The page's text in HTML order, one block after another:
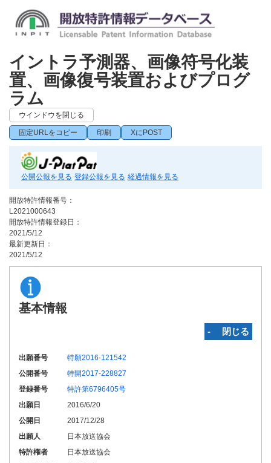
イントラ予測器、画像符号化装
置、画像復号装置およびプログ
ラム
ウインドウを閉じる
固定URLをコピー 印刷 XにPOST
公開公報を見る 登録公報を見る 経過情報を見る
開放特許情報番号：
L2021000643
開放特許情報登録日：
2021/5/12
最新更新日：
2021/5/12
基本情報
‐ 閉じる
出願番号
特願2016-121542
公開番号
特開2017-228827
登録番号
特許第6796405号
出願日
2016/6/20
公開日
2017/12/28
出願人
日本放送協会
特許権者
日本放送協会